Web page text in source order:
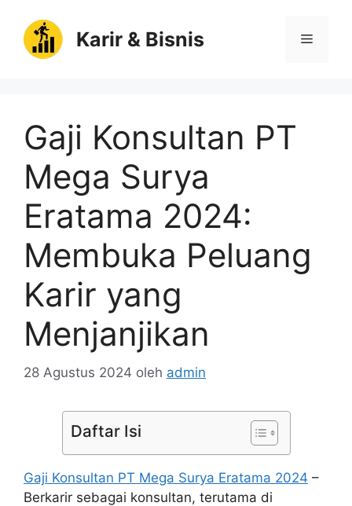
Karir & Bisnis Menu
Gaji Konsultan PT
Mega Surya
Eratama 2024:
Membuka Peluang
Karir yang
Menjanjikan
28 Agustus 2024 oleh admin
Daftar Isi
Gaji Konsultan PT Mega Surya Eratama 2024 –
Berkarir sebagai konsultan, terutama di